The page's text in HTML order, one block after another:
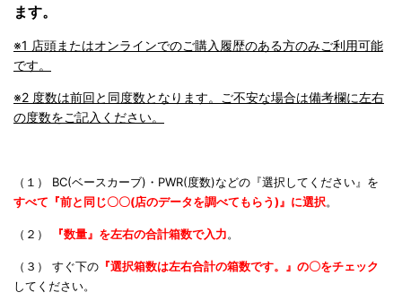
ます。
※1 店頭またはオンラインでのご購入履歴のある方のみご利用可能
です。
※2 度数は前回と同度数となります。ご不安な場合は備考欄に左右
の度数をご記入ください。
（１） BC(ベースカーブ)・PWR(度数)などの『選択してください』を
すべて『前と同じ〇〇(店のデータを調べてもらう)』に選択。
（２） 『数量』を左右の合計箱数で入力。
（３） すぐ下の 『選択箱数は左右合計の箱数です。』の〇をチェック
してください。